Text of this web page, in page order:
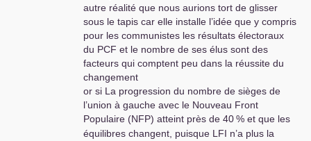
autre réalité que nous aurions tort de glisser
sous le tapis car elle installe l’idée que y compris
pour les communistes les résultats électoraux
du PCF et le nombre de ses élus sont des
facteurs qui comptent peu dans la réussite du
changement
or si La progression du nombre de sièges de
l’union à gauche avec le Nouveau Front
Populaire (NFP) atteint près de 40% et que les
équilibres changent, puisque LFI n’a plus la